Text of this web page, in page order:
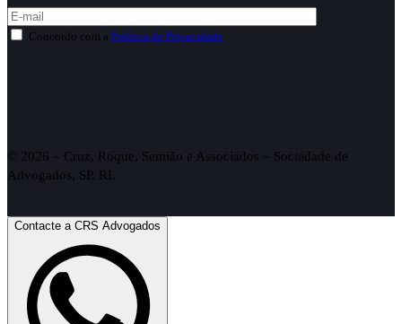
Concordo com a Política de Privacidade
© 2026 – Cruz, Roque, Semião e Associados – Sociedade de
Advogados, SP, RL
Contacte a CRS Advogados